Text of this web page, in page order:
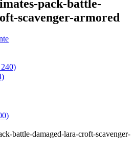
pack-battle-
scavenger-armored